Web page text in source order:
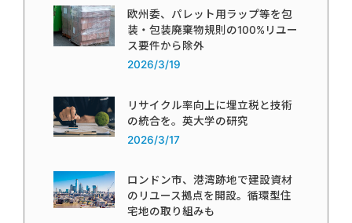
欧州委、パレット用ラップ等を包
装・包装廃棄物規則の100%リユー
ス要件から除外
2026/3/19
リサイクル率向上に埋立税と技術
の統合を。英大学の研究
2026/3/17
ロンドン市、港湾跡地で建設資材
のリユース拠点を開設。循環型住
宅地の取り組みも